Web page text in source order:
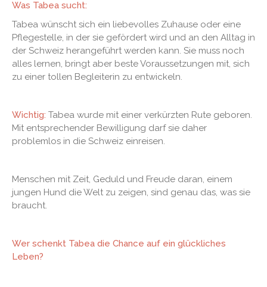
Was Tabea sucht:
Tabea wünscht sich ein liebevolles Zuhause oder eine
Pflegestelle, in der sie gefördert wird und an den Alltag in
der Schweiz herangeführt werden kann. Sie muss noch
alles lernen, bringt aber beste Voraussetzungen mit, sich
zu einer tollen Begleiterin zu entwickeln.
Wichtig: Tabea wurde mit einer verkürzten Rute geboren.
Mit entsprechender Bewilligung darf sie daher
problemlos in die Schweiz einreisen.
Menschen mit Zeit, Geduld und Freude daran, einem
jungen Hund die Welt zu zeigen, sind genau das, was sie
braucht.
Wer schenkt Tabea die Chance auf ein glückliches
Leben?